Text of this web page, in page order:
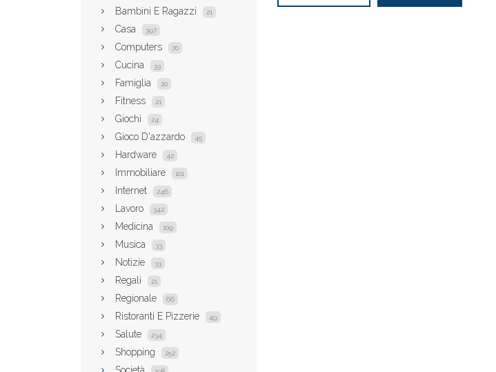
Bambini E Ragazzi 21
Casa 397
Computers 70
Cucina 33
Famiglia 20
Fitness 21
Giochi 24
Gioco D'azzardo 45
Hardware 42
Immobiliare 101
Internet 246
Lavoro 342
Medicina 109
Musica 33
Notizie 33
Regali 21
Regionale 66
Ristoranti E Pizzerie 49
Salute 234
Shopping 252